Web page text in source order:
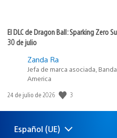
El DLC de Dragon Ball: Sparking Zero
30 de julio
Zanda Ra
Jefa de marca asociada,
America
Fecha
publicación:
24 de julio de 2026 3
Selecciona
Región
Español (UE)